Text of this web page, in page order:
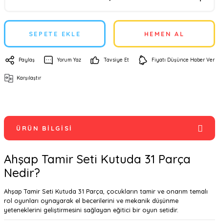
SEPETE EKLE HEMEN AL
Paylaş Yorum Yaz Tavsiye Et Fiyatı Düşünce Haber Ver
Karşılaştır
ÜRÜN BILGISI
Ahşap Tamir Seti Kutuda 31 Parça
Nedir?
Ahşap Tamir Seti Kutuda 31 Parça, çocukların tamir ve onarım temalı
rol oyunları oynayarak el becerilerini ve mekanik düşünme
yeteneklerini geliştirmesini sağlayan eğitici bir oyun setidir.